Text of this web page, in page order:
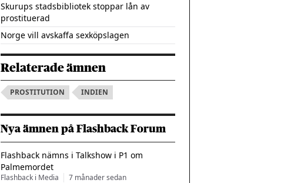
Skurups stadsbibliotek stoppar lån av
prostituerad
Norge vill avskaffa sexköpslagen
Relaterade ämnen
PROSTITUTION INDIEN
Nya ämnen på Flashback Forum
Flashback nämns i Talkshow i P1 om
Palmemordet
Flashback i Media 7 månader sedan